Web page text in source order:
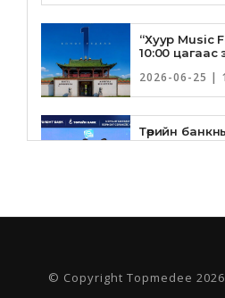
“Хуур Music
10:00 цагаас
2026-06-25 |
Төрийн
шинэчлэн
© Copyright Topmedee